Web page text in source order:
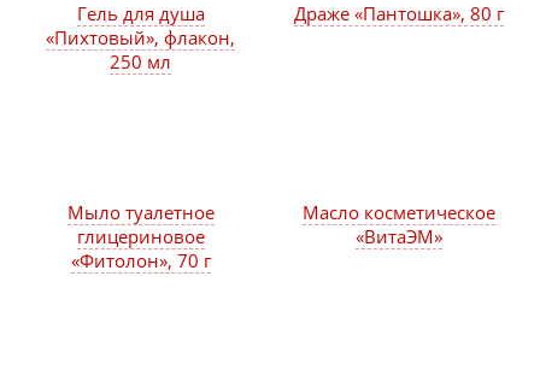
Гель для душа
«Пихтовый», флакон,
250 мл
Драже «Пантошка», 80 г
Масло косметическое
«ВитаЭМ»
Мыло туалетное
глицериновое
«Фитолон», 70 г